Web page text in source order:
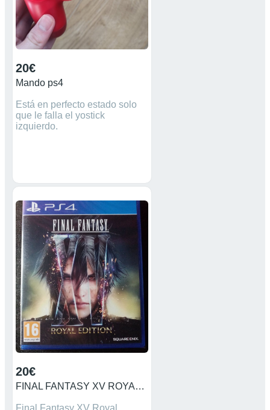
20€
Mando ps4
Está en perfecto estado solo
que le falla el yostick
izquierdo.
20€
FINAL FANTASY XV ROYAL EDITION PS4
Final Fantasy XV Royal